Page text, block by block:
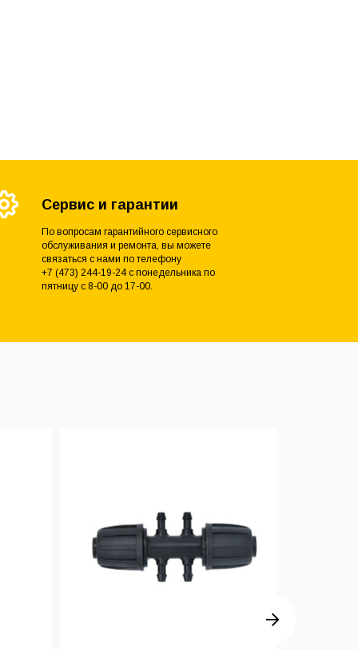
Сервис и гарантии
По вопросам гарантийного сервисного
обслуживания и ремонта, вы можете
связаться с нами по телефону
+7 (473) 244-19-24 с понедельника по
пятницу с 8-00 до 17-00.